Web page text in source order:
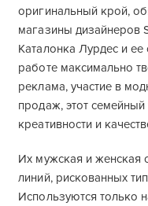
оригинальный крой,
магазины дизайнеров
Каталонка Лурдес и
работе максимально
реклама, участие в
продаж, этот
креативности и
Их мужская и женская
линий, рискованных
Используются только